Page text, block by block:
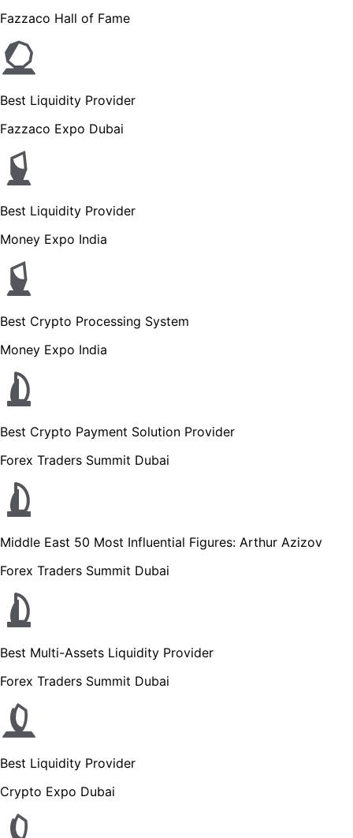
Fazzaco Hall of Fame
Best Liquidity Provider
Fazzaco Expo Dubai
Best Liquidity Provider
Money Expo India
Best Crypto Processing System
Money Expo India
Best Crypto Payment Solution Provider
Forex Traders Summit Dubai
Middle East 50 Most Influential Figures: Arthur Azizov
Forex Traders Summit Dubai
Best Multi-Assets Liquidity Provider
Forex Traders Summit Dubai
Best Liquidity Provider
Crypto Expo Dubai